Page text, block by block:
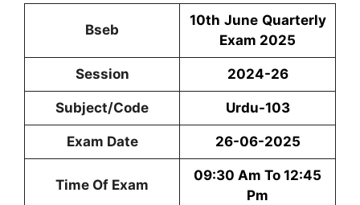
Bseb
10th June Quarterly
Exam 2025
Session 2024-26
Subject/Code Urdu-103
Exam Date 26-06-2025
Time Of Exam
09:30 Am To 12:45
Pm